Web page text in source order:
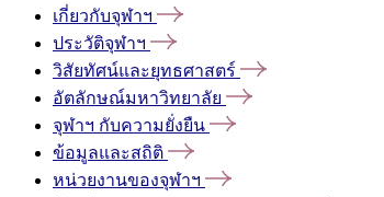
เกี่ยวกับจุฬาฯ
ประวัติจุฬาฯ
วิสัยทัศน์และยุทธศาสตร์
อัตลักษณ์มหาวิทยาลัย
จุฬาฯ กับความยั่งยืน
ข้อมูลและสถิติ
หน่วยงานของจุฬาฯ